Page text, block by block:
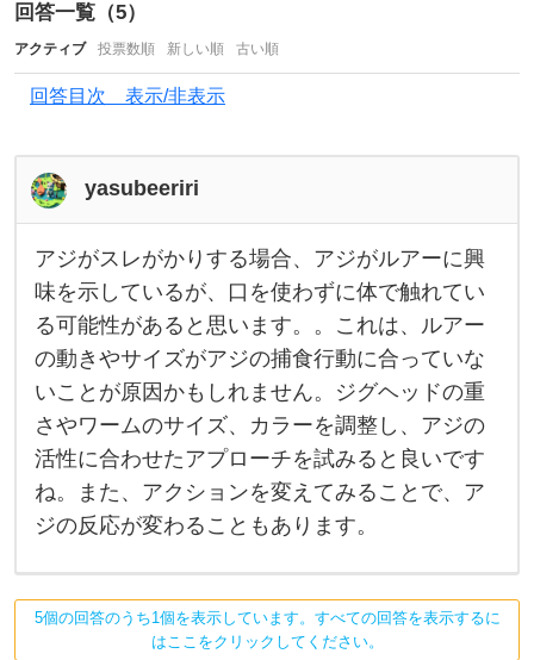
ー
ム
で
を
狙
て
い
た
回答一覧（5）
アクティブ 投票数順 新しい順 古い順
回答目次 表示/非表示
yasubeeriri
ア
ジ
が
ス
が
か
り
す
る
場
合
、
ア
ジ
ル
ー
に
アジがスレがかりする場合、アジがルアーに興
味を示しているが、口を使わずに体で触れてい
る可能性があると思います。。これは、ルアー
の動きやサイズがアジの捕食行動に合っていな
いことが原因かもしれません。ジグヘッドの重
さやワームのサイズ、カラーを調整し、アジの
活性に合わせたアプローチを試みると良いです
ね。また、アクションを変えてみることで、ア
ジの反応が変わることもあります。
5個の回答のうち1個を表示しています。すべての回答を表示するに
はここをクリックしてください。